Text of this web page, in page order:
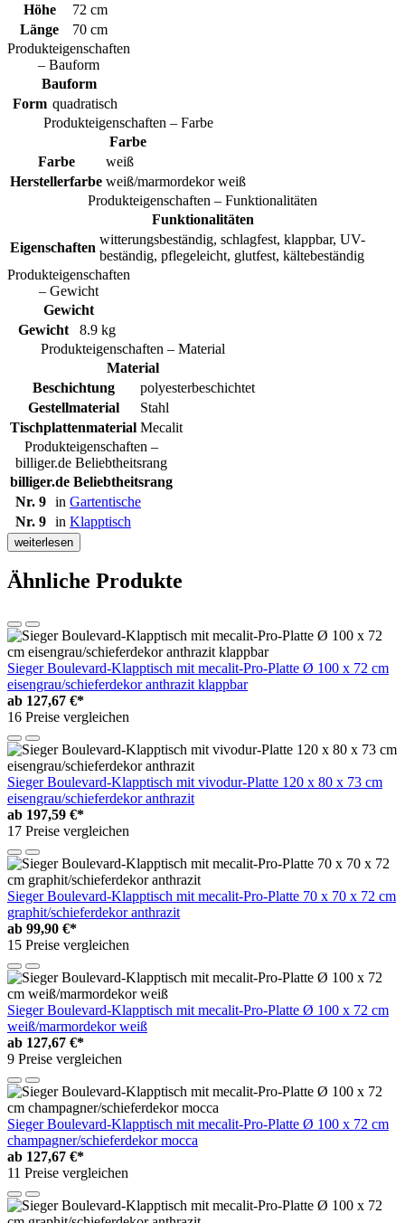
Höhe
72 cm
Länge
70 cm
Produkteigenschaften
– Bauform
Bauform
Form quadratisch
Produkteigenschaften – Farbe
Farbe
Farbe
weiß
Herstellerfarbe weiß/marmordekor weiß
Produkteigenschaften – Funktionalitäten
Funktionalitäten
Eigenschaften
witterungsbeständig, schlagfest, klappbar, UV-
beständig, pflegeleicht, glutfest, kältebeständig
Produkteigenschaften
– Gewicht
Gewicht
Gewicht
8.9 kg
Produkteigenschaften – Material
Material
Beschichtung
polyesterbeschichtet
Gestellmaterial
Stahl
Tischplattenmaterial Mecalit
Produkteigenschaften –
billiger.de Beliebtheitsrang
billiger.de Beliebtheitsrang
Nr. 9 in Gartentische
Nr. 9 in Klapptisch
weiterlesen
Ähnliche Produkte
Sieger Boulevard-Klapptisch mit mecalit-Pro-Platte Ø 100 x 72 cm
eisengrau/schieferdekor anthrazit klappbar
ab 127,67 €*
16 Preise vergleichen
Sieger Boulevard-Klapptisch mit vivodur-Platte 120 x 80 x 73 cm
eisengrau/schieferdekor anthrazit
ab 197,59 €*
17 Preise vergleichen
Sieger Boulevard-Klapptisch mit mecalit-Pro-Platte 70 x 70 x 72 cm
graphit/schieferdekor anthrazit
ab 99,90 €*
15 Preise vergleichen
Sieger Boulevard-Klapptisch mit mecalit-Pro-Platte Ø 100 x 72 cm
weiß/marmordekor weiß
ab 127,67 €*
9 Preise vergleichen
Sieger Boulevard-Klapptisch mit mecalit-Pro-Platte Ø 100 x 72 cm
champagner/schieferdekor mocca
ab 127,67 €*
11 Preise vergleichen